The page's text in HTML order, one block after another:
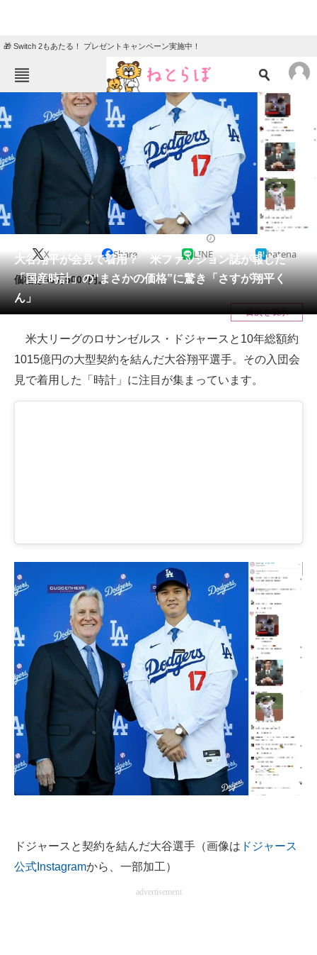
🎁 Switch 2もあたる！ プレゼントキャンペーン実施中！
ねとらぼメニュー
TOP ニュース
エンタメ クイズ
住まい
動物 リサーチ
会員記事
メディア
注目記事を集めた総合ページ
ITの今と未来を見通す
スマホと通信の最新トレンド
経営リーダーのコミュニティ
マーケ×ITの今がよく分かる
ITエンジニア向け専門サイト
企業向けIT製品の総合サイト
IT製品の技術・比較・事例
製造業のIT導入・活用を支援
モノづくり技術者専門サイト
エレクトロニクス専門サイト
建設×テクノロジーの最前線
ちょっと気になるネットの話題
大谷翔平が会見で着用？ 米ファッション誌が報じた
「国産時計」の“まさかの価格”に驚き「さすが翔平く
ん」
X Share LINE hatena
価格は60万5000円。
目次を表示
米大リーグのロサンゼルス・ドジャースと10年総額約
1015億円の大型契約を結んだ大谷翔平選手。その入団会
見で着用した「時計」に注目が集まっています。
ドジャースと契約を結んだ大谷選手（画像は ドジャース
公式Instagramから、一部加工）
advertisement